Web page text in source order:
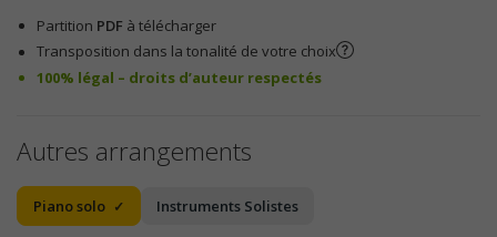
Partition PDF à télécharger
Transposition dans la tonalité de votre choix
100% légal – droits d’auteur respectés
Autres arrangements
Piano solo Instruments Solistes